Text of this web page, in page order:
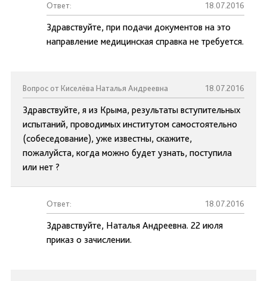
Ответ: 18.07.2016
Здравствуйте, при подачи документов на это
направление медицинская справка не требуется.
Вопрос от Киселёва Наталья Андреевна 18.07.2016
Здравствуйте, я из Крыма, результаты вступительных
испытаний, проводимых институтом самостоятельно
(собеседование), уже известны, скажите,
пожалуйста, когда можно будет узнать, поступила
или нет ?
Ответ: 18.07.2016
Здравствуйте, Наталья Андреевна. 22 июля
приказ о зачислении.